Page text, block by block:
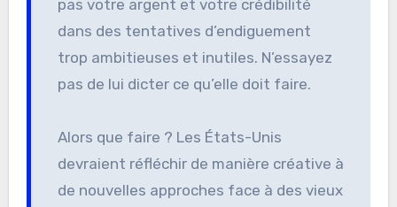
pas votre argent et votre crédibilité
dans des tentatives d’endiguement
trop ambitieuses et inutiles. N’essayez
pas de lui dicter ce qu’elle doit faire.
Alors que faire ? Les États-Unis
devraient réfléchir de manière créative à
de nouvelles approches face à des vieux